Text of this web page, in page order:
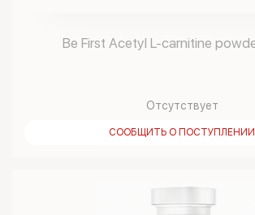
Be First Acetyl L-carnitine
Отсутствует
СООБЩИТЬ О ПОСТУПЛЕНИИ